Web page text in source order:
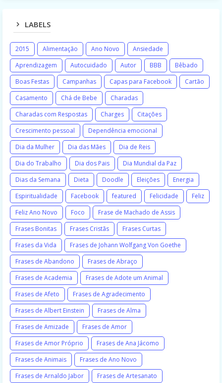
LABELS
2015 Alimentação Ano Novo
Ansiedade
Aprendizagem
Autocuidado Autor BBB
Bêbado
Boas Festas
Campanhas Capas para Facebook
Cartão
Casamento
Chá de Bebe
Charadas
Charadas com Respostas
Charges
Citações
Crescimento pessoal
Dependência emocional
Dia da Mulher
Dia das Mães
Dia de Reis
Dia do Trabalho
Dia dos Pais
Dia Mundial da Paz
Dias da Semana
Dieta Doodle Eleições
Energia
Espiritualidade
Facebook featured Felicidade
Feliz
Feliz Ano Novo
Foco
Frase de Machado de Assis
Frases Bonitas
Frases Cristãs
Frases Curtas
Frases da Vida
Frases de Johann Wolfgang Von Goethe
Frases de Abandono
Frases de Abraço
Frases de Academia
Frases de Adote um Animal
Frases de Afeto
Frases de Agradecimento
Frases de Albert Einstein
Frases de Alma
Frases de Amizade
Frases de Amor
Frases de Amor Próprio
Frases de Ana Jácomo
Frases de Animais
Frases de Ano Novo
Frases de Arnaldo Jabor
Frases de Artesanato